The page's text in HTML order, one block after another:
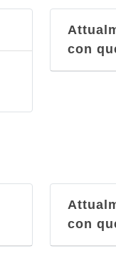
con
con